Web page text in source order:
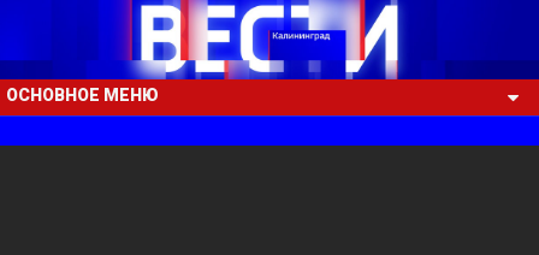
ОСНОВНОЕ МЕНЮ